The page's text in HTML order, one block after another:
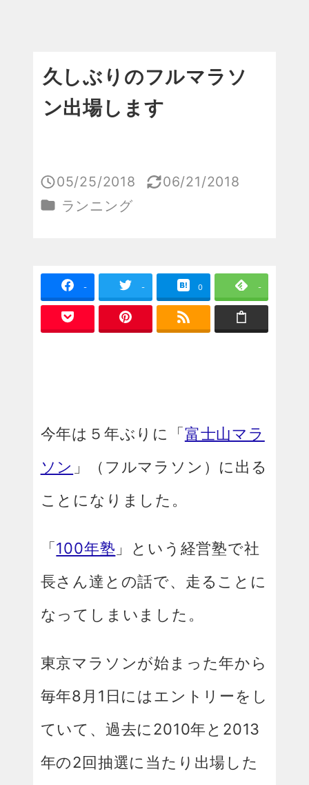
久しぶりのフルマラソ
ン出場します
投稿日
05/25/2018
更新日
06/21/2018
カテゴリー
ランニング
- - 0 -
今年は５年ぶりに「富士山マラ
ソン 」（フルマラソン）に出る
ことになりました。
「100年塾 」という経営塾で社
長さん達との話で、走ることに
なってしまいました。
東京マラソンが始まった年から
毎年8月1日にはエントリーをし
ていて、過去に2010年と2013
年の2回抽選に当たり出場した